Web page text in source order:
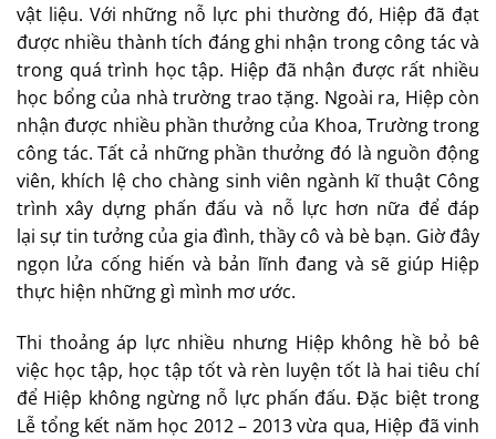
vật liệu. Với những nỗ lực phi thường đó, Hiệp đã đạt
được nhiều thành tích đáng ghi nhận trong công tác và
trong quá trình học tập. Hiệp đã nhận được rất nhiều
học bổng của nhà trường trao tặng. Ngoài ra, Hiệp còn
nhận được nhiều phần thưởng của Khoa, Trường trong
công tác. Tất cả những phần thưởng đó là nguồn động
viên, khích lệ cho chàng sinh viên ngành kĩ thuật Công
trình xây dựng phấn đấu và nỗ lực hơn nữa để đáp
lại sự tin tưởng của gia đình, thầy cô và bè bạn. Giờ đây
ngọn lửa cống hiến và bản lĩnh đang và sẽ giúp Hiệp
thực hiện những gì mình mơ ước.
Thi thoảng áp lực nhiều nhưng Hiệp không hề bỏ bê
việc học tập, học tập tốt và rèn luyện tốt là hai tiêu chí
để Hiệp không ngừng nỗ lực phấn đấu. Đặc biệt trong
Lễ tổng kết năm học 2012 – 2013 vừa qua, Hiệp đã vinh